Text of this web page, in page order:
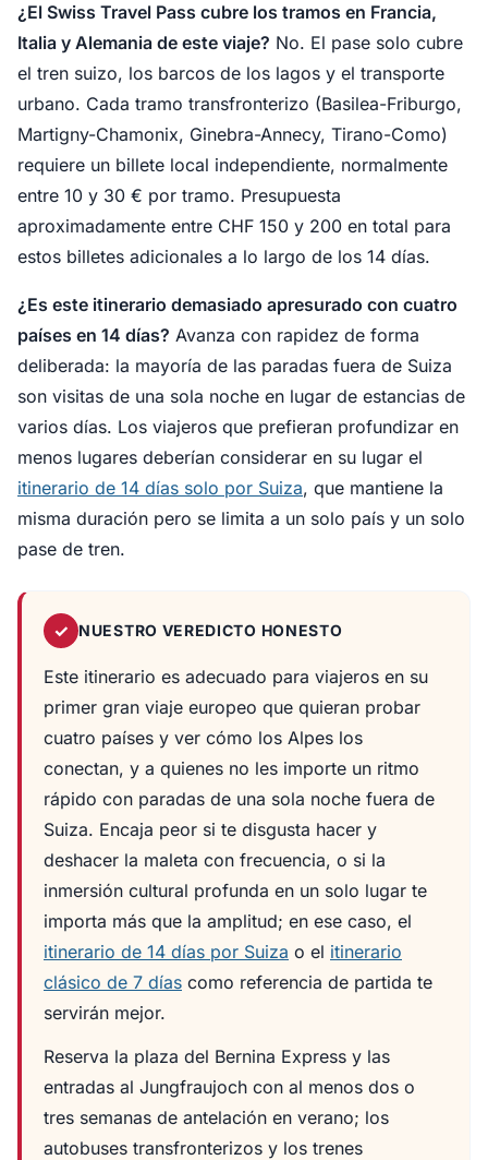
¿El Swiss Travel Pass cubre los tramos en Francia,
Italia y Alemania de este viaje? No. El pase solo cubre
el tren suizo, los barcos de los lagos y el transporte
urbano. Cada tramo transfronterizo (Basilea-Friburgo,
Martigny-Chamonix, Ginebra-Annecy, Tirano-Como)
requiere un billete local independiente, normalmente
entre 10 y 30 € por tramo. Presupuesta
aproximadamente entre CHF 150 y 200 en total para
estos billetes adicionales a lo largo de los 14 días.
¿Es este itinerario demasiado apresurado con cuatro
países en 14 días? Avanza con rapidez de forma
deliberada: la mayoría de las paradas fuera de Suiza
son visitas de una sola noche en lugar de estancias de
varios días. Los viajeros que prefieran profundizar en
menos lugares deberían considerar en su lugar el
itinerario de 14 días solo por Suiza, que mantiene la
misma duración pero se limita a un solo país y un solo
pase de tren.
✓ NUESTRO VEREDICTO HONESTO
Este itinerario es adecuado para viajeros en su
primer gran viaje europeo que quieran probar
cuatro países y ver cómo los Alpes los
conectan, y a quienes no les importe un ritmo
rápido con paradas de una sola noche fuera de
Suiza. Encaja peor si te disgusta hacer y
deshacer la maleta con frecuencia, o si la
inmersión cultural profunda en un solo lugar te
importa más que la amplitud; en ese caso, el
itinerario de 14 días por Suiza o el itinerario
clásico de 7 días como referencia de partida te
servirán mejor.
Reserva la plaza del Bernina Express y las
entradas al Jungfraujoch con al menos dos o
tres semanas de antelación en verano; los
autobuses transfronterizos y los trenes